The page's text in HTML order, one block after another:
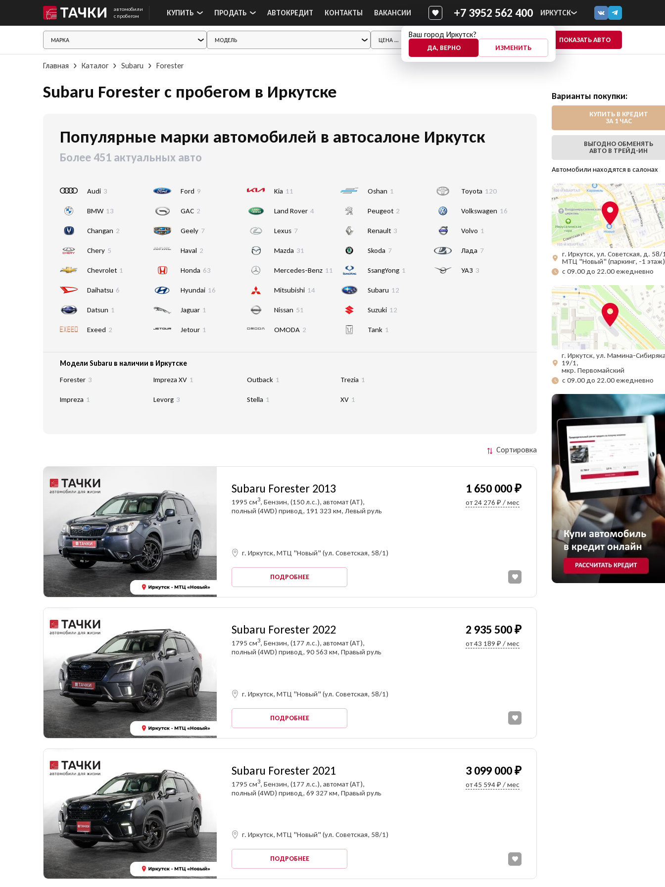
автомобили
с пробегом
КУПИТЬ ПРОДАТЬ АВТОКРЕДИТ КОНТАКТЫ ВАКАНСИИ +7 3952 562 400 ИРКУТСК
Ваш город Иркутск?
ДА, ВЕРНО ИЗМЕНИТЬ
ЕЩЕ ПОКАЗАТЬ АВТО
Главная Каталог Subaru Forester
Subaru Forester с пробегом в Иркутске
Популярные марки автомобилей в автосалоне Иркутск
Более 451 актуальных авто
Audi 3
BMW 13
Changan 2
Chery 5
Chevrolet 1
Daihatsu 6
Datsun 1
Exeed 2
Ford 9
GAC 2
Geely 7
Haval 2
Honda 63
Hyundai 16
Jaguar 1
Jetour 1
Kia 11
Land Rover 4
Lexus 7
Mazda 31
Mercedes-Benz 11
Mitsubishi 14
Nissan 51
OMODA 2
Oshan 1
Peugeot 2
Renault 3
Skoda 7
SsangYong 1
Subaru 12
Suzuki 12
Tank 1
Toyota 120
Volkswagen 16
Volvo 1
Лада 7
УАЗ 3
Модели Subaru в наличии в Иркутске
Forester 3
Impreza 1
Impreza XV 1
Levorg 3
Outback 1
Stella 1
Trezia 1
XV 1
Сортировка
1 650 000 ₽
от 24 276 ₽ / мес
Subaru Forester 2013
1995 см3, Бензин, (150 л.с.), автомат (AT),
полный (4WD) привод, 191 323 км, Левый руль
г. Иркутск, МТЦ "Новый" (ул. Советская, 58/1)
ПОДРОБНЕЕ
2 935 500 ₽
от 43 189 ₽ / мес
Subaru Forester 2022
1795 см3, Бензин, (177 л.с.), автомат (AT),
полный (4WD) привод, 90 563 км, Правый руль
г. Иркутск, МТЦ "Новый" (ул. Советская, 58/1)
ПОДРОБНЕЕ
3 099 000 ₽
от 45 594 ₽ / мес
Subaru Forester 2021
1795 см3, Бензин, (177 л.с.), автомат (AT),
полный (4WD) привод, 69 327 км, Правый руль
г. Иркутск, МТЦ "Новый" (ул. Советская, 58/1)
ПОДРОБНЕЕ
Варианты покупки:
КУПИТЬ В КРЕДИТ
ЗА 1 ЧАС
ВЫГОДНО ОБМЕНЯТЬ
АВТО В ТРЕЙД-ИН
Автомобили находятся в салонах
г. Иркутск, ул. Советская, д. 58/
МТЦ "Новый" (паркинг, -1 этаж)
с 09.00 до 22.00 ежедневно
г. Иркутск, ул. Мамина-
19/1,
мкр. Первомайский
с 09.00 до 22.00 ежедневно
Оставить заявку на продажу
автомобиля
ОФОРМИТЬ ОНЛАЙН
Оформите анкету онлайн и получите решение
без посещения офиса!